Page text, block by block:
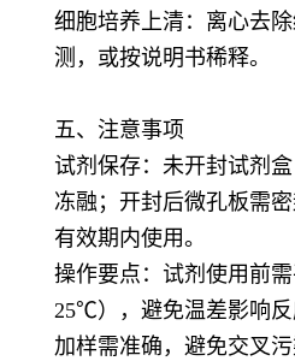
细胞培养上清：离心去
测，或按说明书稀释。
五、注意事项
试剂保存：未开封试剂
冻融；开封后微孔板需密
有效期内使用。
操作要点：试剂使用前
25℃），避免温差影响反
加样需准确，避免交叉